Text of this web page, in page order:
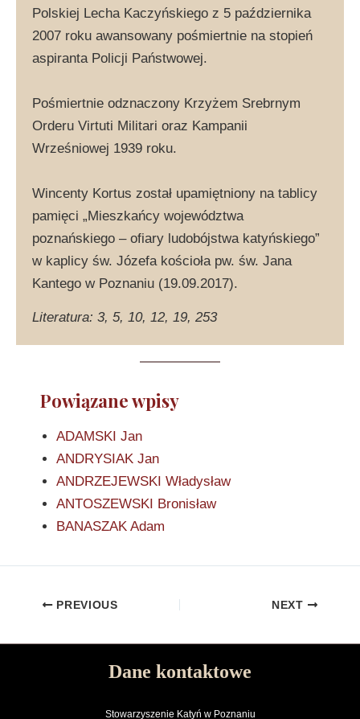
Polskiej Lecha Kaczyńskiego z 5 października
2007 roku awansowany pośmiertnie na stopień
aspiranta Policji Państwowej.
Pośmiertnie odznaczony Krzyżem Srebrnym
Orderu Virtuti Militari oraz Kampanii
Wrześniowej 1939 roku.
Wincenty Kortus został upamiętniony na tablicy
pamięci „Mieszkańcy województwa
poznańskiego – ofiary ludobójstwa katyńskiego”
w kaplicy św. Józefa kościoła pw. św. Jana
Kantego w Poznaniu (19.09.2017).
Literatura: 3, 5, 10, 12, 19, 253
Powiązane wpisy
ADAMSKI Jan
ANDRYSIAK Jan
ANDRZEJEWSKI Władysław
ANTOSZEWSKI Bronisław
BANASZAK Adam
PREVIOUS NEXT
Dane kontaktowe
Stowarzyszenie Katyń w Poznaniu